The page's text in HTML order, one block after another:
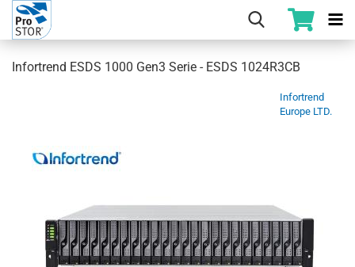
Infortrend ESDS 1000 Gen3 Serie - ESDS 1024R3CB
Infortrend
Europe LTD.